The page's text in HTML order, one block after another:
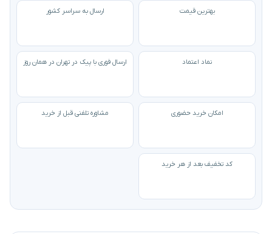
بهترین قیمت ارسال به سراسر کشور
نماد اعتماد ارسال فوری با پیک در تهران در همان روز
امکان خرید حضوری مشاوره تلفنی قبل از خرید
کد تخفیف بعد از هر خرید